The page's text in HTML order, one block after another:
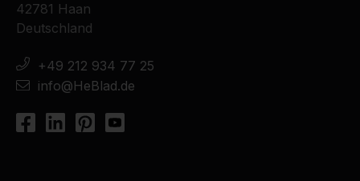
42781 Haan
Deutschland
+49 212 934 77 25
info@HeBlad.de